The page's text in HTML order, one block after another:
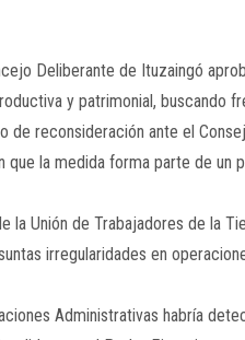
Deliberante de Ituzaingó
y patrimonial, buscando
de reconsideración ante el
la medida forma parte de un
la Unión de Trabajadores de la
irregularidades en
Administrativas habría